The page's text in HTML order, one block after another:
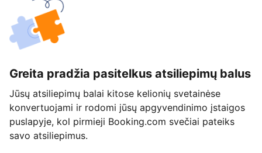
Greita pradžia pasitelkus atsiliepimų balus
Jūsų atsiliepimų balai kitose kelionių svetainėse
konvertuojami ir rodomi jūsų apgyvendinimo įstaigos
puslapyje, kol pirmieji Booking.com svečiai pateiks
savo atsiliepimus.